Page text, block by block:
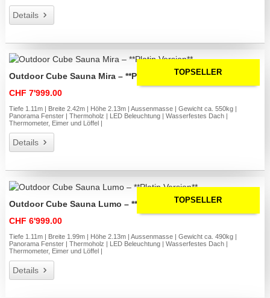
Details
TOPSELLER
Outdoor Cube Sauna Mira – **Platin Version**
CHF 7'999.00
Tiefe 1.11m | Breite 2.42m | Höhe 2.13m | Aussenmasse | Gewicht ca. 550kg |
Panorama Fenster | Thermoholz | LED Beleuchtung | Wasserfestes Dach |
Thermometer, Eimer und Löffel |
Details
TOPSELLER
Outdoor Cube Sauna Lumo – **Platin Version**
CHF 6'999.00
Tiefe 1.11m | Breite 1.99m | Höhe 2.13m | Aussenmasse | Gewicht ca. 490kg |
Panorama Fenster | Thermoholz | LED Beleuchtung | Wasserfestes Dach |
Thermometer, Eimer und Löffel |
Details